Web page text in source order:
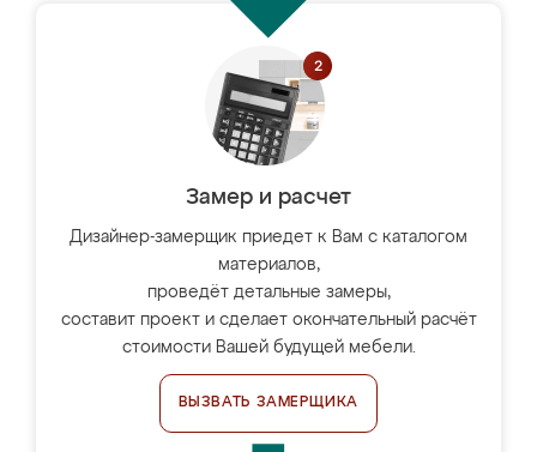
Замер и расчет
Дизайнер-замерщик приедет к Вам с каталогом
материалов,
проведёт детальные замеры,
составит проект и сделает окончательный расчёт
стоимости Вашей будущей мебели.
ВЫЗВАТЬ ЗАМЕРЩИКА